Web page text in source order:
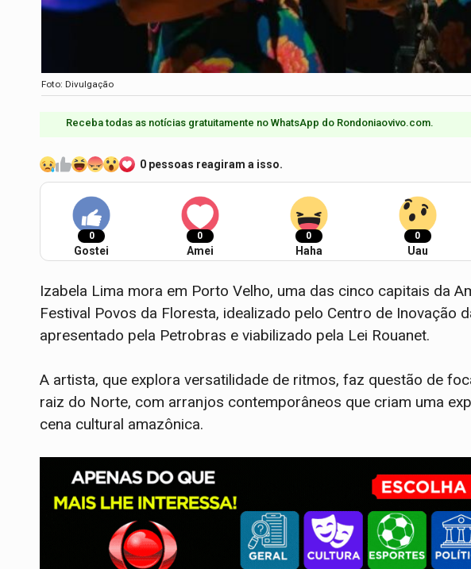
Foto: Divulgação
Receba todas as notícias gratuitamente no WhatsApp do Rondoniaovivo.com.​
0 pessoas reagiram a isso.
0
Gostei
0
Amei
0
Haha
0
Uau
Izabela Lima mora em Porto Velho, uma das cinco capitais da
Festival Povos da Floresta, idealizado pelo Centro de Inovação
apresentado pela Petrobras e viabilizado pela Lei Rouanet.
A artista, que explora versatilidade de ritmos, faz questão de
raiz do Norte, com arranjos contemporâneos que criam uma
cena cultural amazônica.